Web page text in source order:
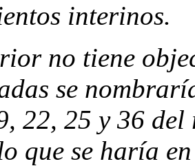
interinos.
no tiene
se
22, 25 y 36 del
que se haría